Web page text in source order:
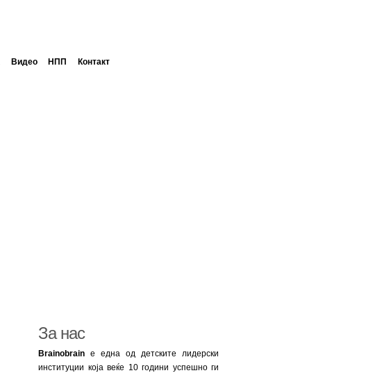
Видео НПП Контакт
За нас
Brainobrain е една од детските лидерски
институции која веќе 10 години успешно ги